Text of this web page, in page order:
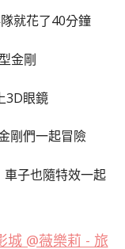
就花了40分鐘
金剛
3D眼鏡
剛們一起冒險
子也隨特效一起